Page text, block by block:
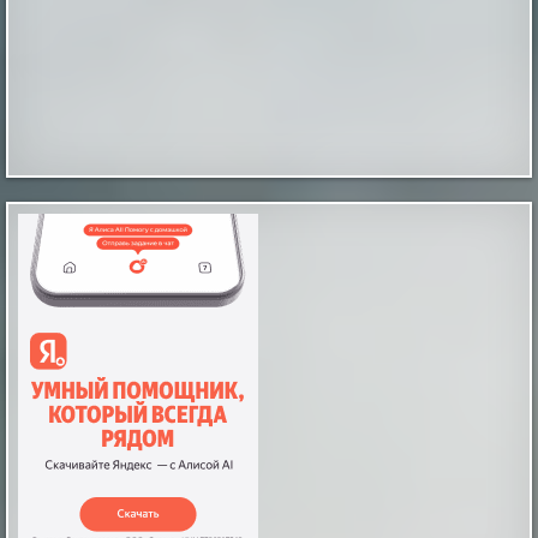
В селе Зеленце Сыктывдинского района завершают
капитальный ремонт школы. Ход работ проверил
председатель Правительства Республики Коми
Дмитрий Братыненко вместе с заместителями главы
региона Эдуардом Слабиковым и Натальей
Якимовой. На текущий момент строители обновили
более 80% здания. Сейчас рабочие меняют
перекрытия, полы, стены и потолки, мон...
pravda.ru
Смогут ли люди когда-нибудь жить на
Титане?